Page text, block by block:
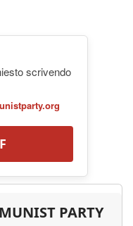
scrivendo
PARTY